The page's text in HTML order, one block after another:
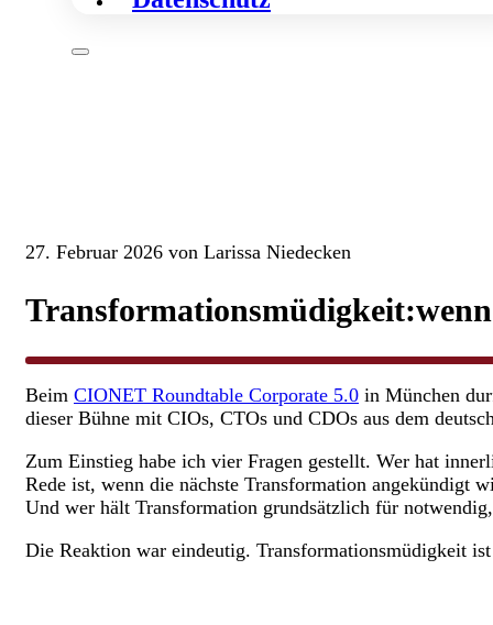
27. Februar 2026 von Larissa Niedecken
Beim CIONET Roundtable Corporate 5.0 in München
dieser Bühne mit CIOs, CTOs und CDOs aus dem
Zum Einstieg habe ich vier Fragen gestellt. Wer hat
Rede ist, wenn die nächste Transformation angekündigt
Und wer hält Transformation grundsätzlich für
Die Reaktion war eindeutig. Transformationsmüdigkeit